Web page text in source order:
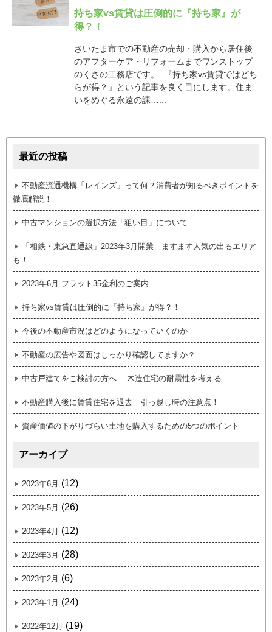
持ち家vs賃貸は圧倒的に『持ち家』が
得？！
さいたま市での不動産の売却・購入から居住後
のアフターケア・リフォームまでワンストップ
のくさの工務店です。 『持ち家vs賃貸ではどち
らが得？』という記事を良く目にします。住ま
いをめぐる永遠の課…...
最近の投稿
不動産流通機構「レインズ」って何？消費者が知るべきポイントを
徹底解説！
中古マンションの選択方法「狙い目」について
「相鉄・東急直通線」2023年3月開業 ますます人気の出るエリア
も！
2023年6月 フラット35金利のご案内
持ち家vs賃貸は圧倒的に『持ち家』が得？！
今後の不動産市況はどのようになっていくのか
不動産の広告や図面はしっかり確認してますか？
中古戸建てをご検討の方へ 木造住宅の耐震性を考える
不動産購入後に賃貸住宅を退去 引っ越し時の注意点！
資産価値の下がりづらい土地を購入するための5つのポイント
アーカイブ
2023年6月 (12)
2023年5月 (26)
2023年4月 (12)
2023年3月 (28)
2023年2月 (6)
2023年1月 (24)
2022年12月 (19)